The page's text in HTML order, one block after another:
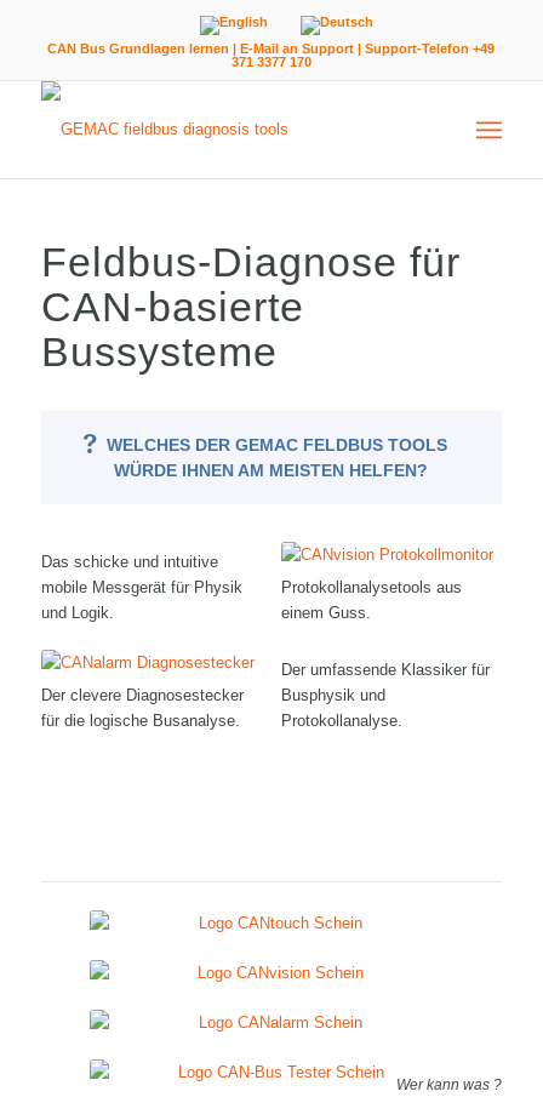
CAN Bus Grundlagen lernen |E-Mail an Support | Support-Telefon +49
371 3377 170
Feldbus-Diagnose für
CAN-basierte
Bussysteme
WELCHES DER GEMAC FELDBUS TOOLS
WÜRDE IHNEN AM MEISTEN HELFEN?
Das schicke und intuitive
mobile Messgerät für Physik
und Logik.
Protokollanalysetools aus
einem Guss.
Der clevere Diagnosestecker
für die logische Busanalyse.
Der umfassende Klassiker für
Busphysik und
Protokollanalyse.
Wer kann was ?